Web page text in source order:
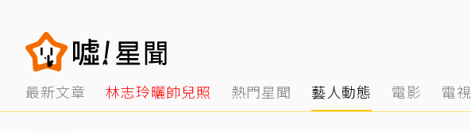
最新文章 林志玲曬帥兒照 熱門星聞 藝人動態 電影 電視